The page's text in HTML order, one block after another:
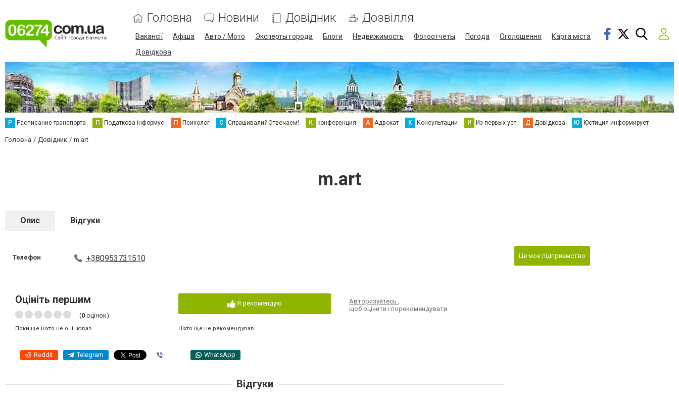
Головна Новини Довідник Дозвілля
Вакансії Афіша Авто / Мото Эксперты города Блоги Недвижимость Фотоотчеты Погода Оголошення
Карта міста
Довідкова
Р Расписание транспорта П Податкова інформує П Психолог С Спрашивали? Отвечаем! К конференция А Адвокат К Консультации И Из первых уст Д Довідкова Ю Юстиция информирует
Головна Довідник m.art
m.art
Опис Відгуки
Телефон +380953731510
Оцініть першим
(0 оцінок)
Поки ще ніхто не оцінював
Я рекомендую
Ніхто ще не рекомендував
Авторизуйтесь,
щоб оцінити і порекомендувати
Reddit Telegram WhatsApp
Це моє підприємство
Відгуки